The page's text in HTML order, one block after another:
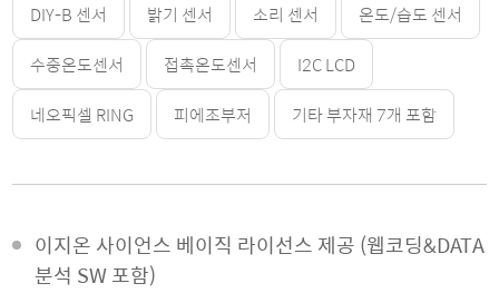
DIY-B 센서
밝기 센서 소리 센서
온도/습도 센서
수중온도센서
접촉온도센서
I2C LCD
네오픽셀 RING
피에조부저 기타 부자재 7개 포함
이지온 사이언스 베이직 라이선스 제공 (웹코딩&DATA
분석 SW 포함)